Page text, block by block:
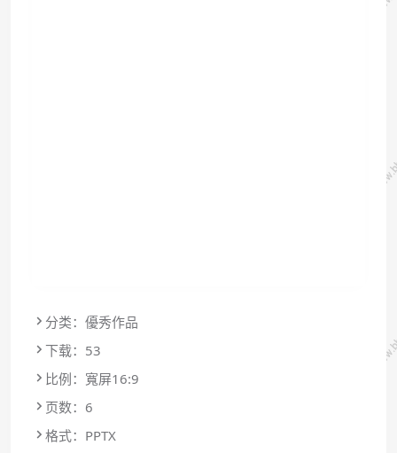
分类：優秀作品
下载：53
比例：寬屏16:9
页数：6
格式：PPTX